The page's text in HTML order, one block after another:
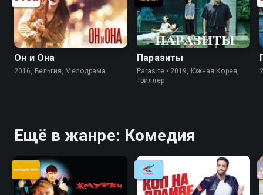
Он и Она
2016, Бельгия, Мелодрама
Паразиты
Parasite • 2019, Южная Корея,
Триллер
Ещё в жанре: Комедия